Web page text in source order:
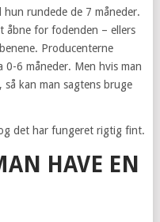
rundede de 7 måneder.
åbne for fodenden – ellers
Producenterne
6 måneder. Men hvis man
kan man sagtens bruge
det har fungeret rigtig fint.
HAVE EN